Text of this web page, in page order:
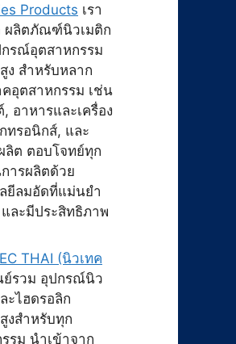
Products เรา
ผลิตภัณฑ์นิวเมติก
รณ์อุตสาหกรรม
สำหรับหลาก
อุตสาหกรรม เช่น
อาหารและเครื่อง
ทรอนิกส์, และ
ลิต ตอบโจทย์ทุก
ารผลิตด้วย
ยีลมอัดที่แม่นยำ
ละมีประสิทธิภาพ
THAI (นิวเทค
รวม อุปกรณ์นิว
ะไฮดรอลิก
งสำหรับทุก
รม นำเข้าจาก